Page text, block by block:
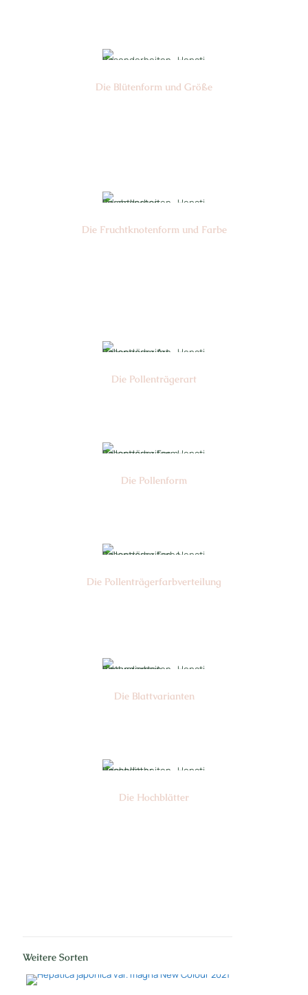
Die Blüten­form und Größe
Die Frucht­knotenform und Farbe
Die Pollen­trägerart
Die Pollen­form
Die Pollen­trägerfarb­verteilung
Die Blattvarianten
Die Hochblätter
Weitere Sorten